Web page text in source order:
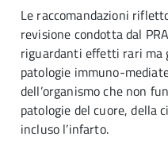
Le raccomandazioni
revisione condotta dal
riguardanti effetti rari ma
patologie immuno-
dell’organismo che non
patologie del cuore, della
incluso l’infarto.